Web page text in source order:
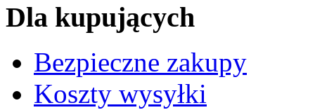
Dla kupujących
Bezpieczne zakupy
Koszty wysyłki